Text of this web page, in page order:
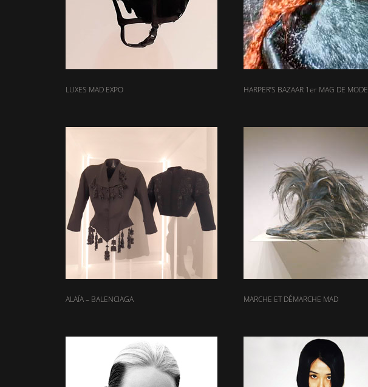
LUXES MAD EXPO HARPER’S BAZAAR 1er MAG DE MODE
ALAÏA – BALENCIAGA MARCHE ET DÉMARCHE MAD